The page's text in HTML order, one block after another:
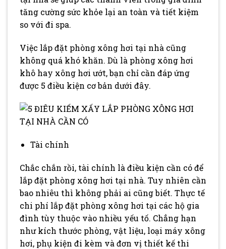
tăng cường sức khỏe lại an toàn và tiết kiệm
so với đi spa.
Việc lắp đặt phòng xông hơi tại nhà cũng
không quá khó khăn. Dù là phòng xông hơi
khô hay xông hơi ướt, bạn chỉ cần đáp ứng
được 5 điều kiện cơ bản dưới đây.
Tài chính
Chắc chắn rồi, tài chính là điều kiện cần có để
lắp đặt phòng xông hơi tại nhà. Tuy nhiên cần
bao nhiêu thì không phải ai cũng biết. Thực tế
chi phí lắp đặt phòng xông hơi tại các hộ gia
đình tùy thuộc vào nhiều yếu tố. Chẳng hạn
như kích thước phòng, vật liệu, loại máy xông
hơi, phụ kiện đi kèm và đơn vị thiết kế thi